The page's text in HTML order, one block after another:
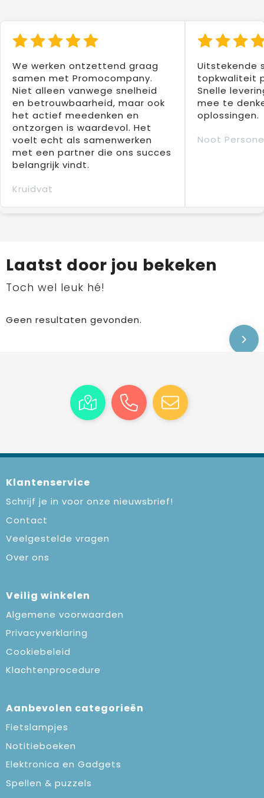
We werken ontzettend graag
samen met Promocompany.
Niet alleen vanwege snelheid
en betrouwbaarheid, maar ook
het actief meedenken en
ontzorgen is waardevol. Het
voelt echt als samenwerken
met een partner die ons succes
belangrijk vindt.
Kruidvat
Uitstekende
topkwaliteit
Snelle
mee te
oplossingen.
Noot
Laatst door jou bekeken
Toch wel leuk hé!
Geen resultaten gevonden.
Klantenservice
Schrijf je in voor onze nieuwsbrief!
Contact
Veelgestelde vragen
Over ons
Veilig winkelen
Algemene voorwaarden
Privacyverklaring
Cookiebeleid
Klachtenprocedure
Aanbevolen categorieën
Fietslampjes
Notitieboeken
Elektronica en Gadgets
Spellen & puzzels